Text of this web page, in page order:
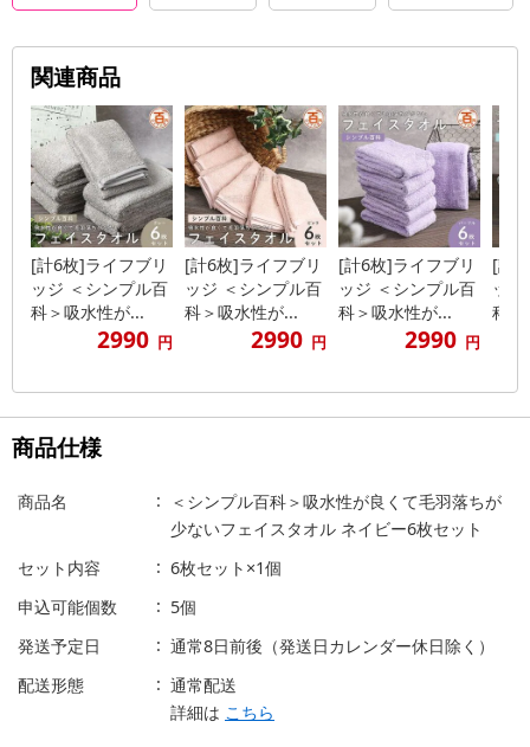
関連商品
[計6枚]ライフブリ
ッジ ＜シンプル百
科＞吸水性が...
2990 円
[計6枚]ライフブリ
ッジ ＜シンプル百
科＞吸水性が...
2990 円
[計6枚]ライフブリ
ッジ ＜シンプル百
科＞吸水性が...
2990 円
[計6
ッ
科＞
商品仕様
商品名
＜シンプル百科＞吸水性が良くて毛羽落ちが
少ないフェイスタオル ネイビー6枚セット
セット内容
6枚セット×1個
申込可能個数
5個
発送予定日
通常8日前後（発送日カレンダー休日除く）
配送形態
通常配送
詳細は こちら